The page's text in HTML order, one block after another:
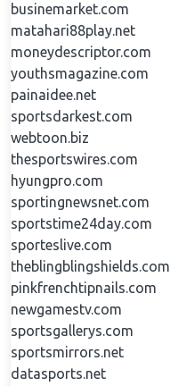
businemarket.com
matahari88play.net
moneydescriptor.com
youthsmagazine.com
painaidee.net
sportsdarkest.com
webtoon.biz
thesportswires.com
hyungpro.com
sportingnewsnet.com
sportstime24day.com
sporteslive.com
theblingblingshields.com
pinkfrenchtipnails.com
newgamestv.com
sportsgallerys.com
sportsmirrors.net
datasports.net